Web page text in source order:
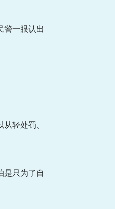
警一眼认出
轻处罚、
是只为了自